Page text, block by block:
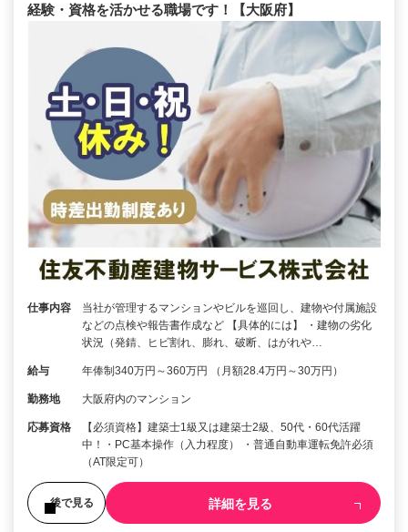
経験・資格を活かせる職場です！【大阪府】
仕事内容
当社が管理するマンションやビルを巡回し、建物や付属施設
などの点検や報告書作成など 【具体的には】 ・建物の劣化
状況（発錆、ヒビ割れ、膨れ、破断、はがれや…
給与 年俸制340万円～360万円 （月額28.4万円～30万円）
勤務地 大阪府内のマンション
応募資格
【必須資格】建築士1級又は建築士2級、50代・60代活躍
中！・PC基本操作（入力程度） ・普通自動車運転免許必須
（AT限定可）
後で見る 詳細を見る